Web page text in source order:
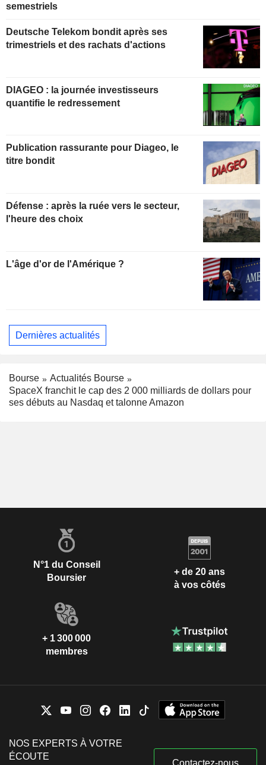
semestriels
Deutsche Telekom bondit après ses
trimestriels et des rachats d'actions
DIAGEO : la journée investisseurs
quantifie le redressement
Publication rassurante pour Diageo, le
titre bondit
Défense : après la ruée vers le secteur,
l'heure des choix
L'âge d'or de l'Amérique ?
Dernières actualités
Bourse
Actualités Bourse
SpaceX franchit le cap des 2 000 milliards de dollars pour
ses débuts au Nasdaq et talonne Amazon
N°1 du Conseil
Boursier
+ de 20 ans
à vos côtés
+ 1 300 000
membres
NOS EXPERTS À VOTRE
ÉCOUTE
Contactez-nous